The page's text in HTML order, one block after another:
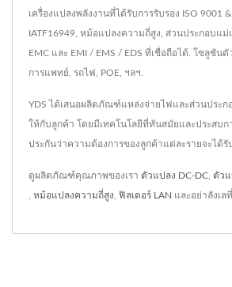
เครื่องแปลงพลังงานที่ได้รับการรับรอง ISO 9001 &
IATF16949, หม้อแปลงความถี่สูง, ส่วนประกอบแ
EMC และ EMI / EMS / EDS ที่เชื่อถือได้. โซลูชัน
การแพทย์, รถไฟ, POE, ฯลฯ.
YDS ได้เสนอผลิตภัณฑ์แหล่งจ่ายไฟและส่วนประ
ให้กับลูกค้า โดยมีเทคโนโลยีที่ทันสมัยและประสบก
ประกันว่าความต้องการของลูกค้าแต่ละรายจะได้รั
ดูผลิตภัณฑ์คุณภาพของเรา ตัวแปลง DC-DC ตัวแ
หม้อแปลงความถี่สูง ฟิลเตอร์ LAN และอย่าลังเล